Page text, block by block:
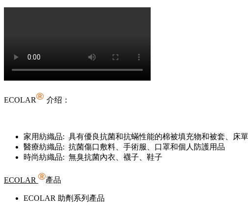
ECOLAR® 介绍：
家用紡織品: 具有優良抗菌和抗蟎性能的棉被填充物和被套、床
醫療紡織品: 抗菌傷口敷料、手術服、口罩和個人防護用品
時尚紡織品: 無臭抗菌內衣、襪子、鞋子
ECOLAR ®產品
ECOLAR 助劑系列產品